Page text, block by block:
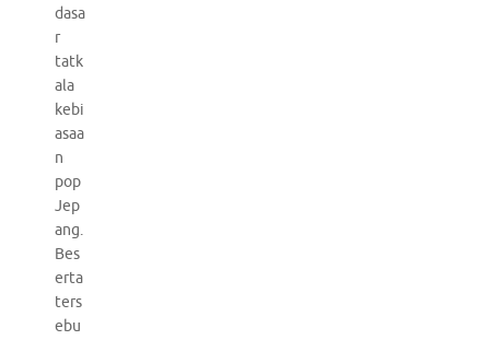
dasa
r
tatk
ala
kebi
asaa
n
pop
Jep
ang.
Bes
erta
ters
ebu